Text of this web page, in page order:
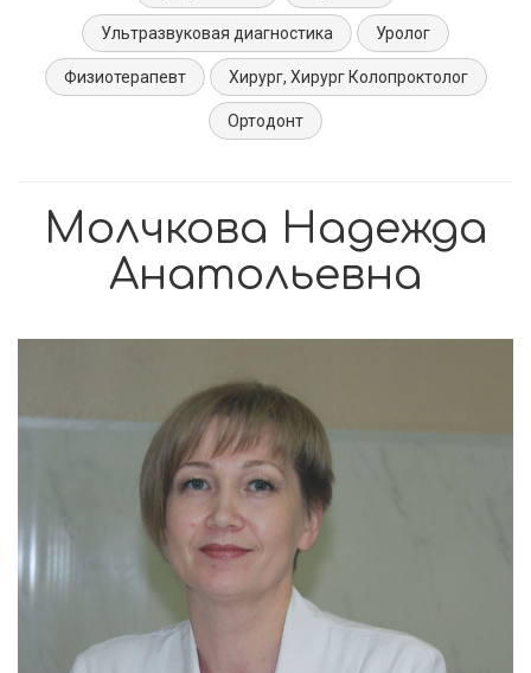
Ультразвуковая диагностика Уролог
Физиотерапевт Хирург, Хирург Колопроктолог
Ортодонт
Молчкова Надежда
Анатольевна